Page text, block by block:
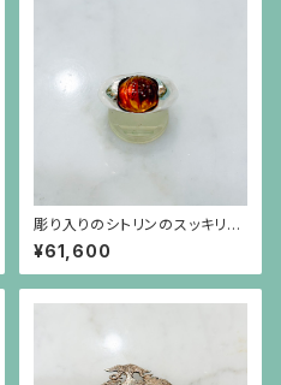
彫り入りのシトリンのスッキリと
したシルバー台のリング
¥61,600